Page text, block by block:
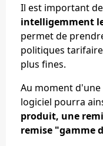
Il est important
intelligemment
permet de
politiques
plus fines.
Au moment
logiciel pourra
produit, une
remise "gamme